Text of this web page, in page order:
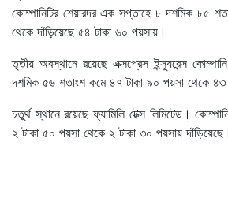
কোম্পানিটির শেয়ারদর এক সপ্তাহে ৮ দশমিক ৮৫
থেকে দাঁড়িয়েছে ৫৪ টাকা ৬০ পয়সায়।
তৃতীয় অবস্থানে রয়েছে এক্সপ্রেস ইন্স্যুরেন্স
দশমিক ৫৬ শতাংশ কমে ৪৭ টাকা ৯০ পয়সা থেকে ৪৩
চতুর্থ স্থানে রয়েছে ফ্যামিলি টেক্স লিমিটেড।
২ টাকা ৫০ পয়সা থেকে ২ টাকা ৩০ পয়সায় দাঁড়িয়েছে।